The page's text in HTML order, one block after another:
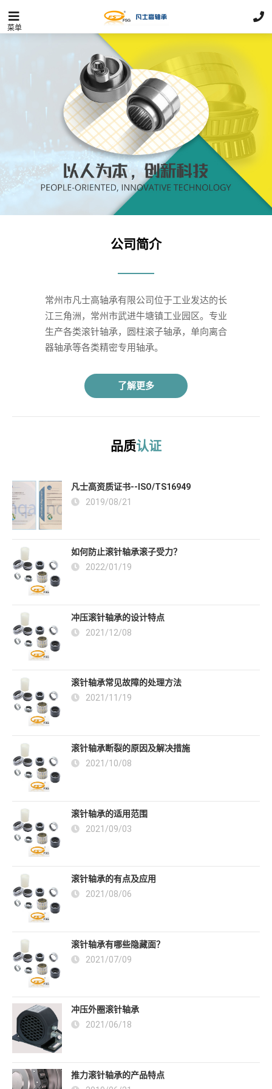
菜单
公司简介
常州市凡士高轴承有限公司位于工业发达的长
江三角洲，常州市武进牛塘镇工业园区。专业
生产各类滚针轴承，圆柱滚子轴承，单向离合
器轴承等各类精密专用轴承。
了解更多
品质认证
凡士高资质证书--ISO/TS16949
2019/08/21
如何防止滚针轴承滚子受力？
2022/01/19
冲压滚针轴承的设计特点
2021/12/08
滚针轴承常见故障的处理方法
2021/11/19
滚针轴承断裂的原因及解决措施
2021/10/08
滚针轴承的适用范围
2021/09/03
滚针轴承的有点及应用
2021/08/06
滚针轴承有哪些隐藏面？
2021/07/09
冲压外圈滚针轴承
2021/06/18
推力滚针轴承的产品特点